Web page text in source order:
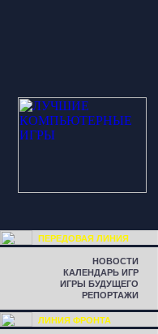
ПЕРЕДОВАЯ ЛИНИЯ
НОВОСТИ
КАЛЕНДАРЬ ИГР
ИГРЫ БУДУЩЕГО
РЕПОРТАЖИ
ЛИНИЯ ФРОНТА